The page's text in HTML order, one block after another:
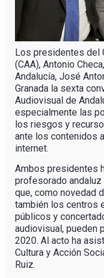
Los presidentes del
(CAA), Antonio
Andalucía, José
Granada la sexta
Audiovisual de
especialmente las
los riesgos y
ante los contenidos
internet.
Ambos presidentes
profesorado
que, como novedad
también los centros
públicos y
audiovisual, pueden
2020. Al acto ha
Cultura y Acción
Ruiz.